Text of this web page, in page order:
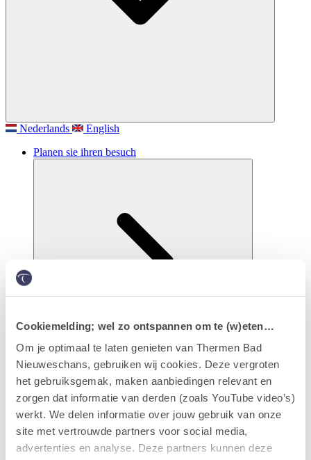
Cookiemelding; wel zo ontspannen om te (w)eten…
Om je optimaal te laten genieten van Thermen Bad
Nieuweschans, gebruiken wij cookies. Deze vergroten
het gebruiksgemak, maken aanbiedingen relevant en
zorgen dat informatie van derden (zoals YouTube video’s)
werkt. We delen informatie over jouw gebruik van onze
site met vertrouwde partners voor social media,
advertenties en analyse. Deze partners kunnen deze
Nederlands
English
Planen sie ihren besuch
Eintritt & arrangements